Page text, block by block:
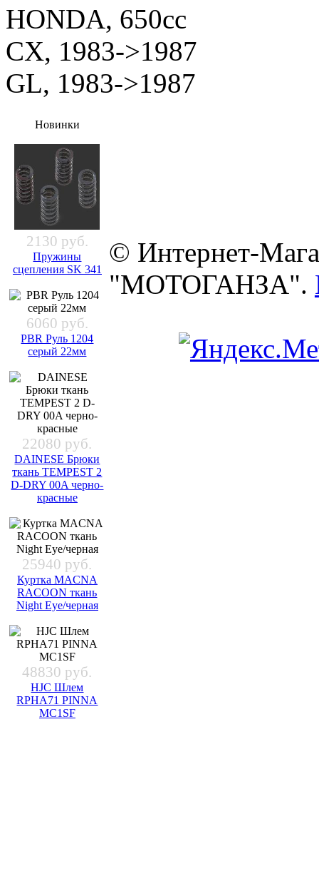
HONDA, 650cc
CX, 1983->1987
GL, 1983->1987
Новинки
2130 руб.
Пружины
сцепления SK 341
6060 руб.
PBR Руль 1204
серый 22мм
22080 руб.
DAINESE Брюки
ткань TEMPEST 2
D-DRY 00A черно-
красные
25940 руб.
Куртка MACNA
RACOON ткань
Night Eye/черная
48830 руб.
HJC Шлем
RPHA71 PINNA
MC1SF
© Интернет-
"МОТОГАНЗА".